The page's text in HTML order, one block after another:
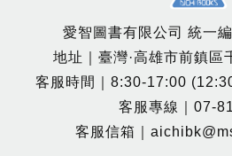
愛智圖書有限公司 統一
地址｜臺灣·高雄市前鎮區
客服時間｜8:30-17:00
客服專線｜07-
客服信箱｜